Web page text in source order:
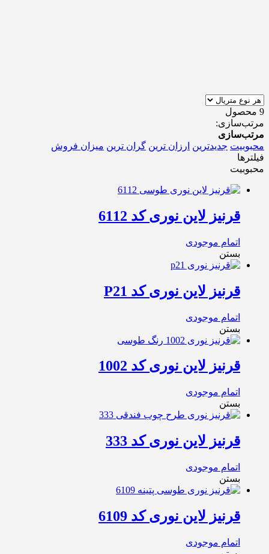
9 محصول
مرتب‌سازی:
مرتب‌سازی
محبوبیت جدیدترین ارزان ترین گران ترین میزان فروش
فیلترها
محبوبیت
قرنیز لاین نوری کد 6112
اتمام موجودی
بستن
قرنیز لاین نوری کد P21
اتمام موجودی
بستن
قرنیز لاین نوری کد 1002
اتمام موجودی
بستن
قرنیز لاین نوری کد 333
اتمام موجودی
بستن
قرنیز لاین نوری کد 6109
اتمام موجودی